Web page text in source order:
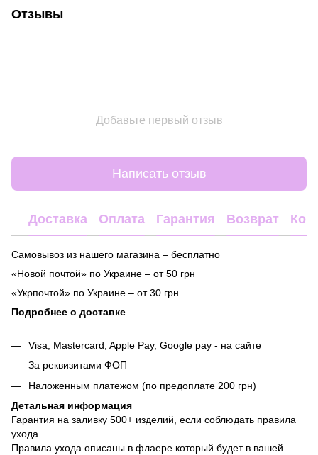
Отзывы
Добавьте первый отзыв
Написать отзыв
Доставка Оплата Гарантия Возврат
Самовывоз из нашего магазина – бесплатно
«Новой почтой» по Украине – от 50 грн
«Укрпочтой» по Украине – от 30 грн
Подробнее о доставке
Visa, Mastercard, Apple Pay, Google pay - на сайте
За реквизитами ФОП
Наложенным платежом (по предоплате 200 грн)
Детальная информация
Гарантия на заливку 500+ изделий, если соблюдать правила
ухода.
Правила ухода описаны в флаере который будет в вашей